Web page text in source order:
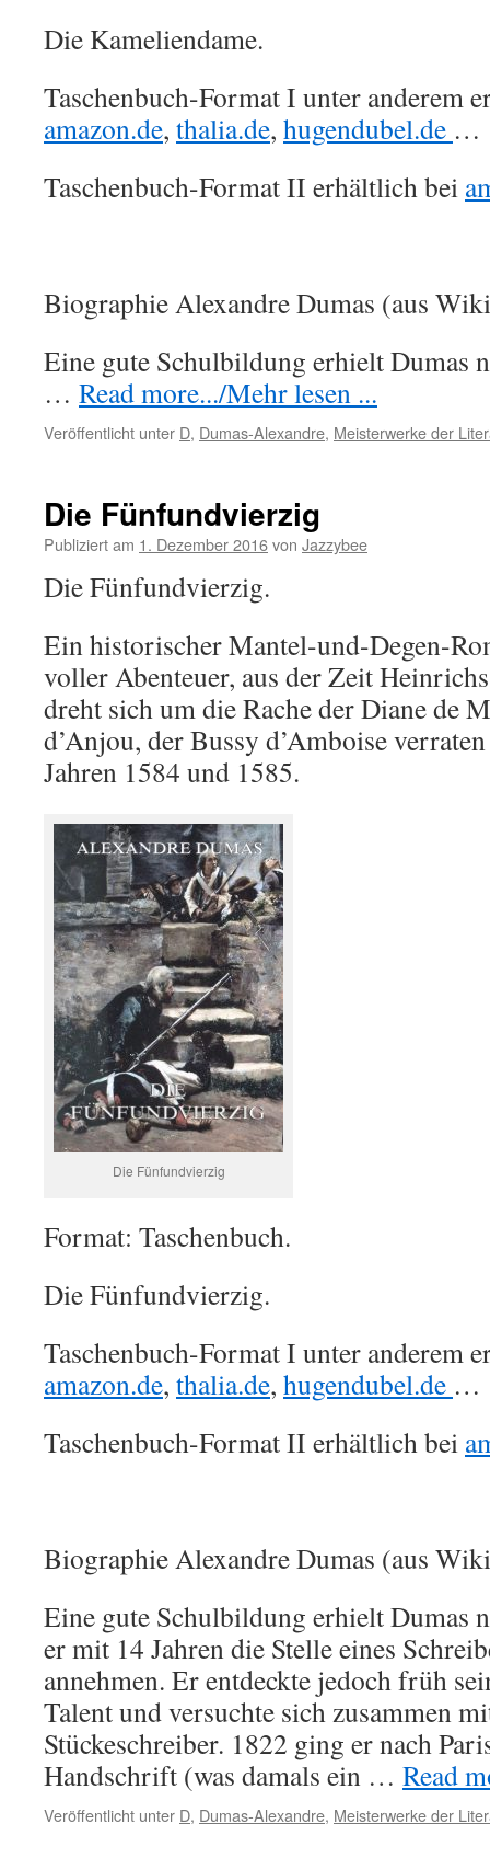
Die Kameliendame.
Taschenbuch-Format I unter anderem
amazon.de, thalia.de, hugendubel.de …
Taschenbuch-Format II erhältlich bei
Biographie Alexandre Dumas (aus
Eine gute Schulbildung erhielt Dumas
… Read more.../Mehr lesen ...
Veröffentlicht unter D, Dumas-Alexandre, Meisterwerke der
Die Fünfundvierzig
Publiziert am 1. Dezember 2016von Jazzybee
Die Fünfundvierzig.
Ein historischer Mantel-und-Degen-
voller Abenteuer, aus der Zeit
dreht sich um die Rache der Diane de
d’Anjou, der Bussy d’Amboise
Jahren 1584 und 1585.
Die Fünfundvierzig
Format: Taschenbuch.
Die Fünfundvierzig.
Taschenbuch-Format I unter anderem
amazon.de, thalia.de, hugendubel.de …
Taschenbuch-Format II erhältlich bei
Biographie Alexandre Dumas (aus
Eine gute Schulbildung erhielt Dumas
er mit 14 Jahren die Stelle eines
annehmen. Er entdeckte jedoch früh
Talent und versuchte sich zusammen
Stückeschreiber. 1822 ging er nach
Handschrift (was damals ein … Read
Veröffentlicht unter D, Dumas-Alexandre, Meisterwerke der